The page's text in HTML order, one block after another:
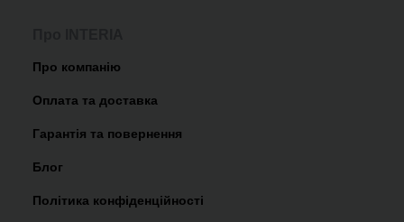
Про компанію
Оплата та доставка
Гарантія та повернення
Блог
Політика конфіденційності